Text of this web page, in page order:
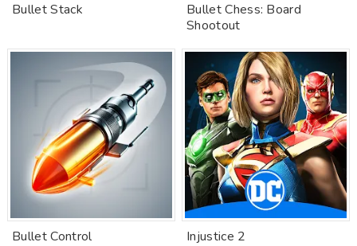
Bullet Stack
Bullet Chess: Board
Shootout
Bullet Control Injustice 2